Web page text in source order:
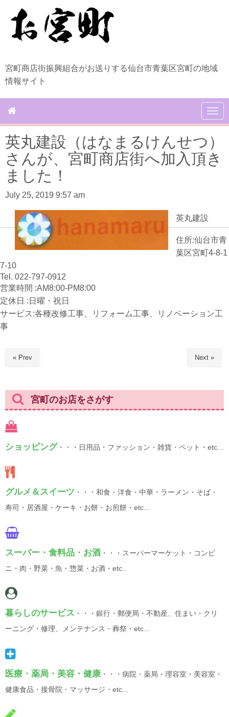
宮町商店街振興組合がお送りする仙台市青葉区宮町の地域
情報サイト
N
a
i
g
a
英丸建設（はなまるけんせつ）
さんが、宮町商店街へ加入頂き
ました！
July 25, 2019 9:57 am
英丸建設
住所:仙台市青
葉区宮町4-8-1
7-10
Tel. 022-797-0912
営業時間 :AM8:00-PM8:00
定休日 :日曜・祝日
サービス:各種改修工事、リフォーム工事、リノベーション工
事
« Prev Next »
宮町のお店をさがす
ショッピング ・・・日用品・ファッション・雑貨・ペット・etc...
グルメ＆スイーツ ・・・和食・洋食・中華・ラーメン・そば・
寿司・居酒屋・ケーキ・お餅・お煎餅・etc...
スーパー・食料品・お酒 ・・・スーパーマーケット・コンビ
ニ・肉・野菜・魚・惣菜・お酒・etc..
暮らしのサービス ・・・銀行・郵便局・不動産、住まい・クリ
ーニング・修理、メンテナンス・葬祭・etc...
医療・薬局・美容・健康 ・・・病院・薬局・理容室・美容室・
健康食品・接骨院・マッサージ・etc...